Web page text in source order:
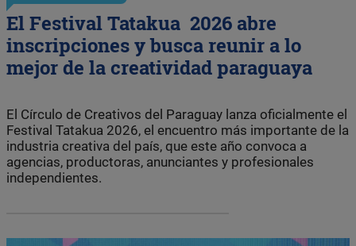
El Festival Tatakua 2026 abre
inscripciones y busca reunir a lo
mejor de la creatividad paraguaya
El Círculo de Creativos del Paraguay lanza oficialmente el
Festival Tatakua 2026, el encuentro más importante de la
industria creativa del país, que este año convoca a
agencias, productoras, anunciantes y profesionales
independientes.